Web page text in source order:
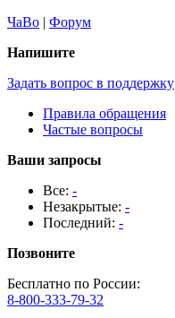
ЧаВо | Форум
Напишите
Задать вопрос в поддержку
Правила обращения
Частые вопросы
Ваши запросы
Все: -
Незакрытые: -
Последний: -
Позвоните
Бесплатно по России:
8-800-333-79-32